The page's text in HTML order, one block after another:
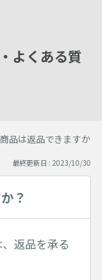
よくある質
品は返品できますか？
最終更新日 : 2023/10/30
？
返品を承る